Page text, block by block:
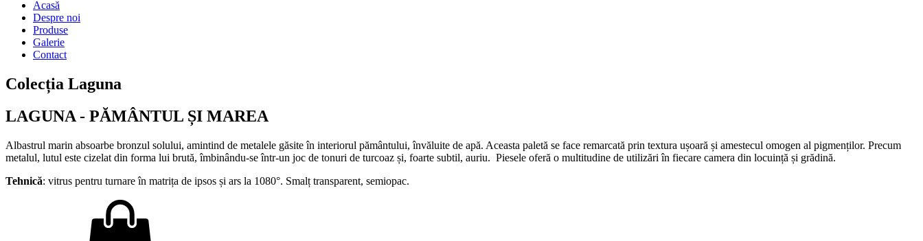
Acasă
Despre noi
Produse
Galerie
Contact
Colecția Laguna
LAGUNA - PĂMÂNTUL ȘI MAREA
Albastrul marin absoarbe bronzul solului, amintind de metalele găsite în interiorul pământului, învăluite de apă. Aceasta paletă se face remarcată prin textura ușoară și amestecul omogen al pigmenților. Precum
metalul, lutul este cizelat din forma lui brută, îmbinându-se într-un joc de tonuri de turcoaz și, foarte subtil, auriu. Piesele oferă o multitudine de utilizări în fiecare camera din locuință și grădină.
Tehnică: vitrus pentru turnare în matrița de ipsos și ars la 1080°. Smalț transparent, semiopac.